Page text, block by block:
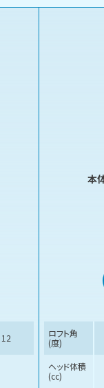
12
本
ロフト角
(度)
ヘッド体積
(cc)